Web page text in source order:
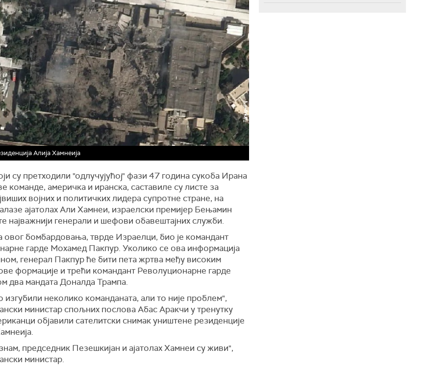
Алија Хамнеија
су претходили "одлучујућој" фази 47 година сукоба Ирана
команде, америчка и иранска, саставиле су листе за
војних и политичких лидера супротне стране, на
ајатолах Али Хамнеи, израелски премијер Бењамин
најважнији генерали и шефови обавештајних служби.
овог бомбардовања, тврде Израелци, био је командант
гарде Мохамед Пакпур. Уколико се ова информација
генерал Пакпур ће бити пета жртва међу високим
формације и трећи командант Револуционарне гарде
два мандата Доналда Трампа.
неколико команданата, али то није проблем",
министар спољних послова Абас Аракчи у тренутку
објавили сателитски снимак уништене резиденције
председник Пезешкијан и ајатолах Хамнеи су живи",
министар.